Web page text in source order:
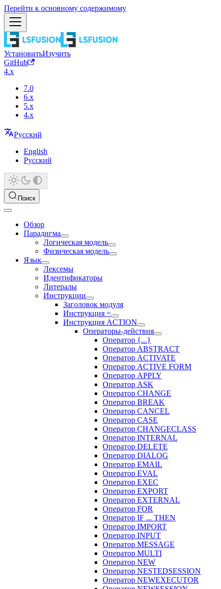
Перейти к основному содержимому
УстановитьИзучить
GitHub
4.x
7.0
6.x
5.x
4.x
Русский
English
Русский
Поиск
Обзор
Парадигма
Логическая модель
Физическая модель
Язык
Лексемы
Идентификаторы
Литералы
Инструкции
Заголовок модуля
Инструкция =
Инструкция ACTION
Операторы-действия
Оператор {...}
Оператор ABSTRACT
Оператор ACTIVATE
Оператор ACTIVE FORM
Оператор APPLY
Оператор ASK
Оператор CHANGE
Оператор BREAK
Оператор CANCEL
Оператор CASE
Оператор CHANGECLASS
Оператор INTERNAL
Оператор DELETE
Оператор DIALOG
Оператор EMAIL
Оператор EVAL
Оператор EXEC
Оператор EXPORT
Оператор EXTERNAL
Оператор FOR
Оператор IF ... THEN
Оператор IMPORT
Оператор INPUT
Оператор MESSAGE
Оператор MULTI
Оператор NEW
Оператор NESTEDSESSION
Оператор NEWEXECUTOR